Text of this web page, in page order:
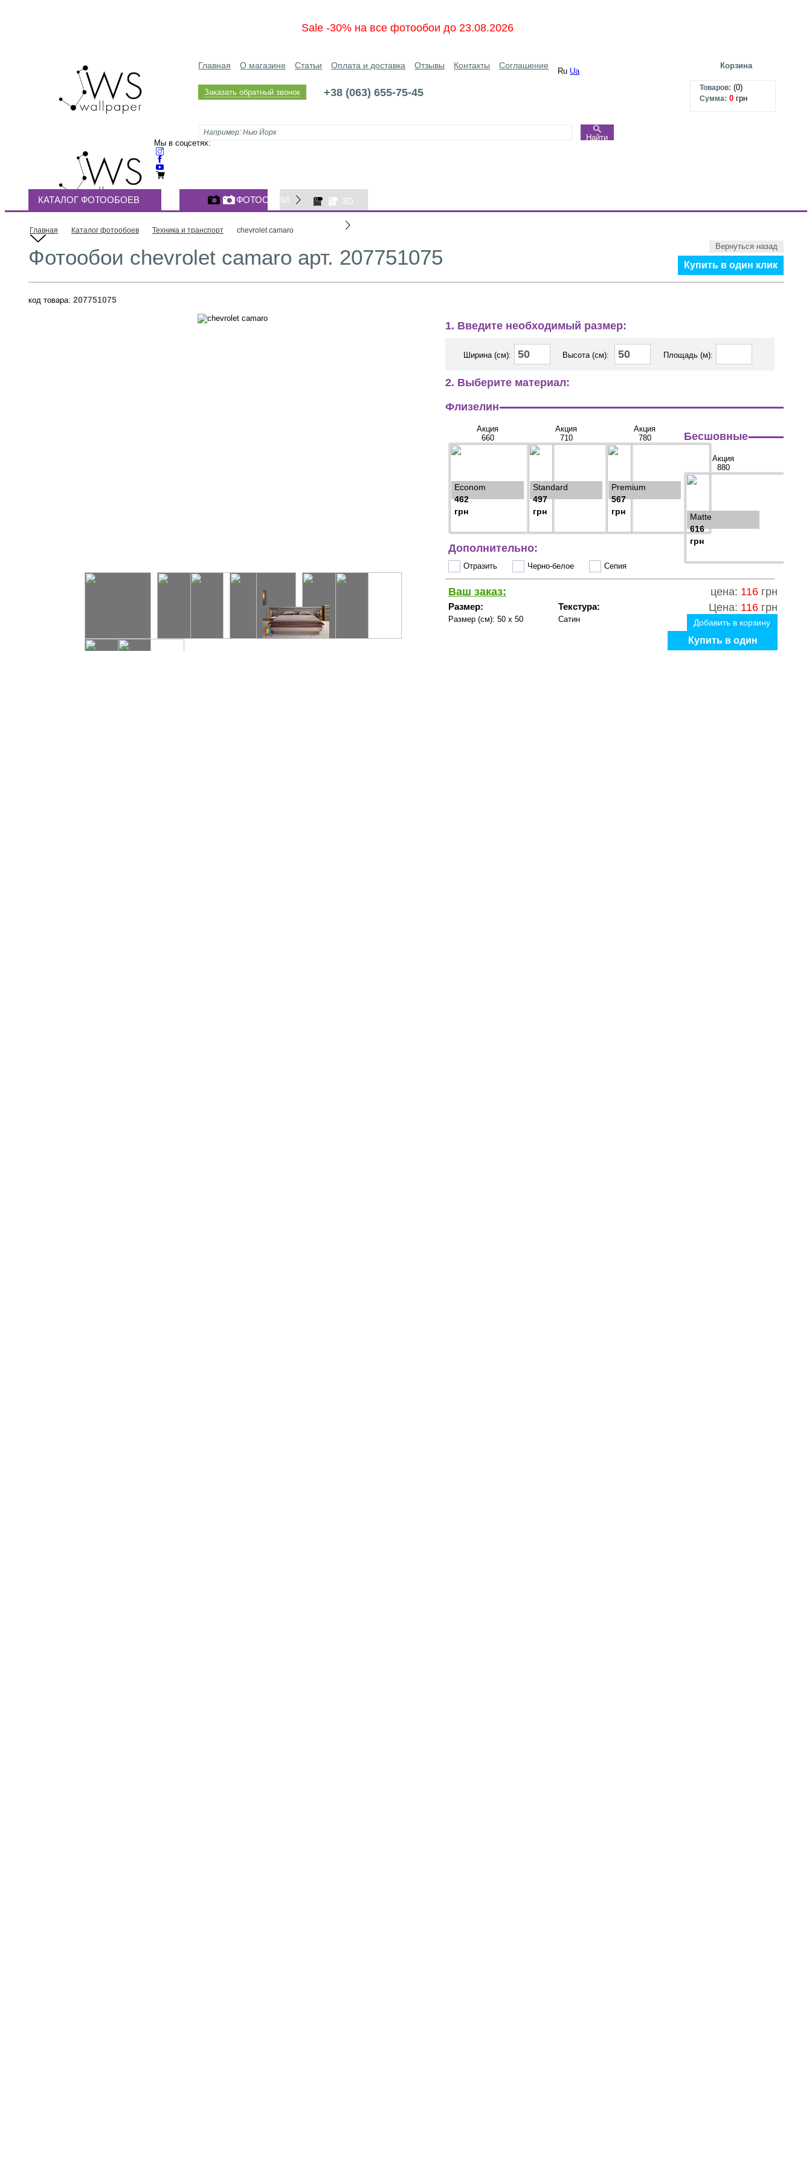
Sale -30% на все фотообои до 23.08.2026
Главная О магазине Статьи Оплата и доставка Отзывы Контакты Соглашение
Ru Ua
Заказать обратный звонок +38 (063) 655-75-45
Найти
Корзина
Товаров: (0)
Сумма: 0 грн
Мы в соцсетях:
ФОТООБОИ 3D
КАТАЛОГ ФОТООБОЕВ
Главная Каталог фотообоев Техника и транспорт chevrolet camaro
Вернуться назад
Купить в один клик
Фотообои chevrolet camaro арт. 207751075
код товара: 207751075
1. Введите необходимый размер:
Ширина (см): Высота (см): Площадь (м):
2. Выберите материал:
Флизелин
Акция
660
Econom
462
грн
Акция
710
Standard
497
грн
Акция
780
Premium
567
грн
Бесшовные
Акция
880
Matte
616
грн
Дополнительно:
Отразить Черно-белое Сепия
Ваш заказ: цена: 116 грн
Размер:
Размер (см): 50 x 50
Текстура:
Сатин
Цена: 116 грн
Добавить в корзину
Купить в один